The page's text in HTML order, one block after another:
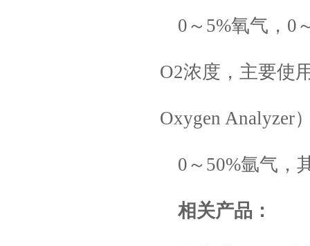
0～5%氧气，0
O2浓度，主要使
Oxygen Analyzer
0～50%氩气，
相关产品：